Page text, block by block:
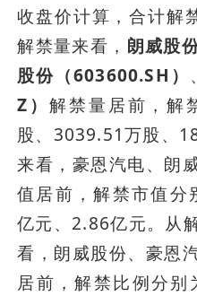
收盘价计算，合计解
解禁量来看， 朗威股
股份（603600.SH） 、
Z） 解禁量居前，解
股、3039.51万股、
来看，豪恩汽电、朗
值居前，解禁市值分
亿元、2.86亿元。从
看，朗威股份、豪恩
居前，解禁比例分